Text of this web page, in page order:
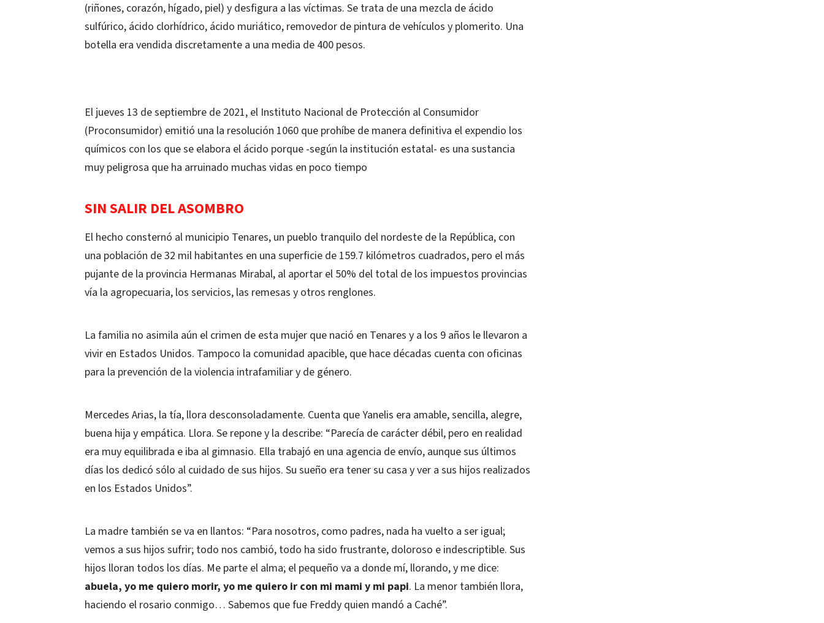
(riñones, corazón, hígado, piel) y desfigura a las víctimas. Se trata de una mezcla de ácido
sulfúrico, ácido clorhídrico, ácido muriático, removedor de pintura de vehículos y plomerito. Una
botella era vendida discretamente a una media de 400 pesos.
El jueves 13 de septiembre de 2021, el Instituto Nacional de Protección al Consumidor
(Proconsumidor) emitió una la resolución 1060 que prohíbe de manera definitiva el expendio los
químicos con los que se elabora el ácido porque -según la institución estatal- es una sustancia
muy peligrosa que ha arruinado muchas vidas en poco tiempo
SIN SALIR DEL ASOMBRO
El hecho consternó al municipio Tenares, un pueblo tranquilo del nordeste de la República, con
una población de 32 mil habitantes en una superficie de 159.7 kilómetros cuadrados, pero el más
pujante de la provincia Hermanas Mirabal, al aportar el 50% del total de los impuestos provincias
vía la agropecuaria, los servicios, las remesas y otros renglones.
La familia no asimila aún el crimen de esta mujer que nació en Tenares y a los 9 años le llevaron a
vivir en Estados Unidos. Tampoco la comunidad apacible, que hace décadas cuenta con oficinas
para la prevención de la violencia intrafamiliar y de género.
Mercedes Arias, la tía, llora desconsoladamente. Cuenta que Yanelis era amable, sencilla, alegre,
buena hija y empática. Llora. Se repone y la describe: “Parecía de carácter débil, pero en realidad
era muy equilibrada e iba al gimnasio. Ella trabajó en una agencia de envío, aunque sus últimos
días los dedicó sólo al cuidado de sus hijos. Su sueño era tener su casa y ver a sus hijos realizados
en los Estados Unidos”.
La madre también se va en llantos: “Para nosotros, como padres, nada ha vuelto a ser igual;
vemos a sus hijos sufrir; todo nos cambió, todo ha sido frustrante, doloroso e indescriptible. Sus
hijos lloran todos los días. Me parte el alma; el pequeño va a donde mí, llorando, y me dice:
abuela, yo me quiero morir, yo me quiero ir con mi mami y mi papi. La menor también llora,
haciendo el rosario conmigo… Sabemos que fue Freddy quien mandó a Caché”.